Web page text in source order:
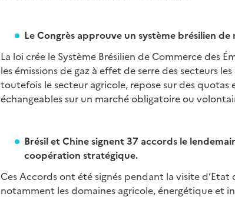
Le Congrès approuve un système brésilien
La loi crée le Système Brésilien de Commerce des
les émissions de gaz à effet de serre des secteurs
toutefois le secteur agricole, repose sur des
échangeables sur un marché obligatoire ou
Brésil et Chine signent 37 accords le
coopération stratégique.
Ces Accords ont été signés pendant la visite
notamment les domaines agricole, énergétique et